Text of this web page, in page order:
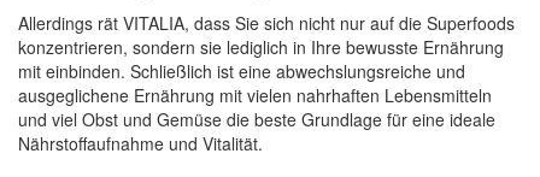
Allerdings rät VITALIA, dass Sie sich nicht nur auf die Superfoods
konzentrieren, sondern sie lediglich in Ihre bewusste Ernährung
mit einbinden. Schließlich ist eine abwechslungsreiche und
ausgeglichene Ernährung mit vielen nahrhaften Lebensmitteln
und viel Obst und Gemüse die beste Grundlage für eine ideale
Nährstoffaufnahme und Vitalität.